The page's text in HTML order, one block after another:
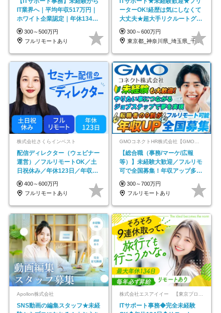
IT業界へ｜平均年収517万円｜
ホワイト企業認定｜年休134日
｜リモートOK
300～500万円
フルリモートあり
ーターOK!経歴は気にしなくて
大丈夫★超大手リクルートグル
ープの正社員/sg
300～600万円
東京都_神奈川県_埼玉県_千葉県_大阪府…
株式会社さくらインベスト
配信ディレクター（ウェビナー
運営）／フルリモートOK／土
日祝休み／年休123日／年収
600万円可
400～600万円
フルリモートあり
GMOコネクトHR株式会社【GMOインターネットグループ】
【総合職（事務/マーケ/広報
等）】未経験大歓迎／フルリモ
可で全国募集！年収アップ多数
★年休最大130日★
300～700万円
フルリモートあり
Apollon株式会社
SNS動画の編集スタッフ★未経
ITサポート事務◆完全未経験